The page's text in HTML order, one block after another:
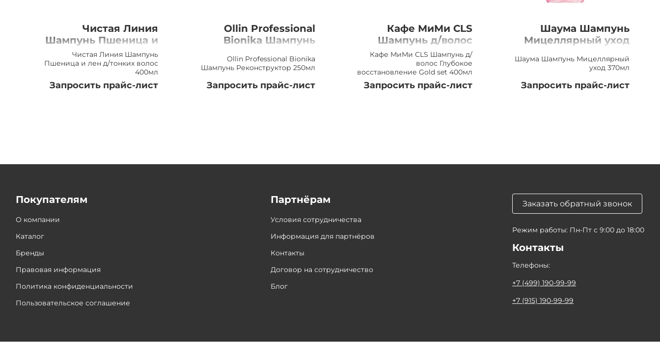
Чистая Линия
Шампунь Пшеница и
лен для тонких
волос, 400мл
Чистая Линия Шампунь
Пшеница и лен д/тонких волос
400мл
Запросить прайс-лист
Ollin Professional
Bionika Шампунь
250мл
Ollin Professional Bionika
Шампунь Реконструктор 250мл
Запросить прайс-лист
Кафе МиМи CLS
Шампунь д/волос
Глубокое
восстановление Gold
set 400мл
Кафе МиМи CLS Шампунь д/
волос Глубокое
восстановление Gold set 400мл
Запросить прайс-лист
Шаума Шампунь
Мицеллярный уход
Шаума Шампунь Мицеллярный
уход 370мл
Запросить прайс-лист
Покупателям
О компании
Каталог
Бренды
Правовая информация
Политика конфиденциальности
Пользовательское соглашение
Партнёрам
Условия сотрудничества
Информация для партнёров
Контакты
Договор на сотрудничество
Блог
Заказать обратный звонок
Режим работы: Пн-Пт с 9:00 до 18:00
Контакты
Телефоны:
+7 (499) 190-99-99
+7 (915) 190-99-99